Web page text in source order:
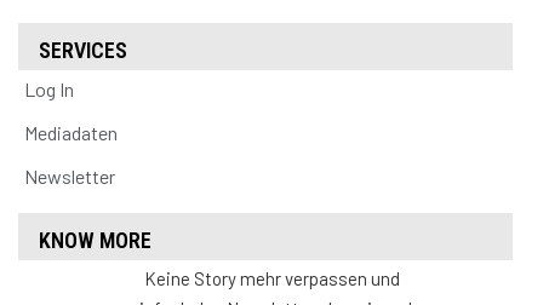
SERVICES
Log In
Mediadaten
Newsletter
KNOW MORE
Keine Story mehr verpassen und